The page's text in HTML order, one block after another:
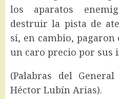
los aparatos
destruir la pista de
sí, en cambio,
un caro precio por sus
(Palabras del
Héctor Lubín Arias).